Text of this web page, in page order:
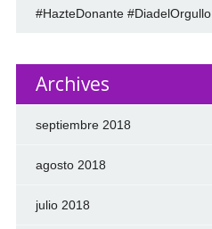
#HazteDonante #DiadelOrgullo
Archives
septiembre 2018
agosto 2018
julio 2018